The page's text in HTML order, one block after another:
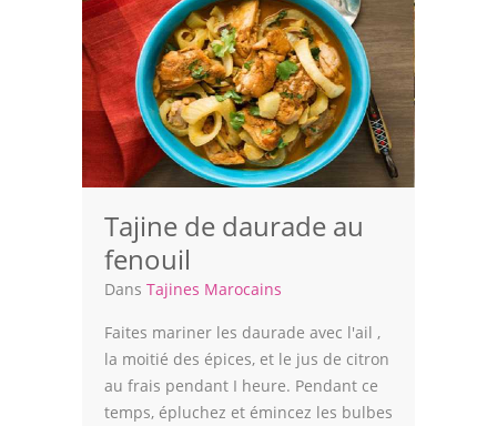
Fêtes Religieuses
Chefs
Forum
Thèmes
Tajine de daurade au
fenouil
Dans Tajines Marocains
Faites mariner les daurade avec l'ail ,
la moitié des épices, et le jus de citron
au frais pendant I heure. Pendant ce
temps, épluchez et émincez les bulbes